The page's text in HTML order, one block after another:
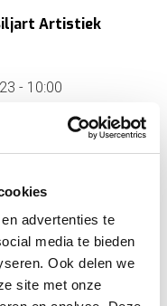
advertenties te
media te bieden
Ook delen we
site met onze
Artistiek
- 10:00
in titelrace
klein extra klasse